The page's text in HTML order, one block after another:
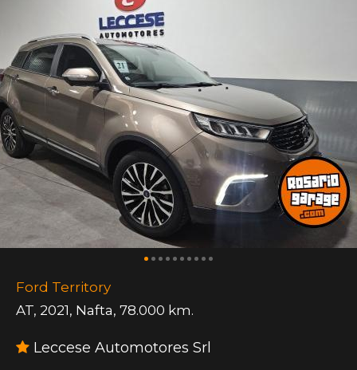
Ford Territory
AT, 2021, Nafta, 78.000 km.
Leccese Automotores Srl